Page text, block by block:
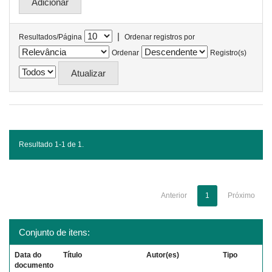
Resultados/Página |
Ordenar registros por
Ordenar
Registro(s)
Resultado 1-1 de 1.
Anterior 1 Próximo
Conjunto de itens:
Data do
documento
Título Autor(es) Tipo